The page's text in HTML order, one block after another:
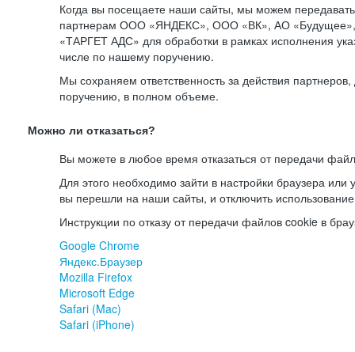
Когда вы посещаете наши сайты, мы можем
партнерам ООО «ЯНДЕКС», ООО «ВК», АО
«ТАРГЕТ АДС» для обработки в рамках исполнения
числе по нашему поручению.
Мы сохраняем ответственность за действия
поручению, в полном объеме.
Можно ли отказаться?
Вы можете в любое время отказаться от передачи
Для этого необходимо зайти в настройки браузера или
вы перешли на наши сайты, и отключить
Инструкции по отказу от передачи файлов cookie в
Google Chrome
Яндекс.Браузер
Mozilla Firefox
Microsoft Edge
Safari (Mac)
Safari (iPhone)